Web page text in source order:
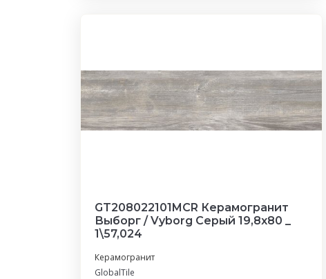
GT208022101MСR Керамогранит
Выборг / Vyborg Серый 19,8x80 _
1\57,024
Керамогранит
GlobalTile